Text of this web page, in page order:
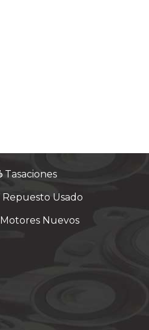
Tasaciones
Repuesto Usado
Motores Nuevos